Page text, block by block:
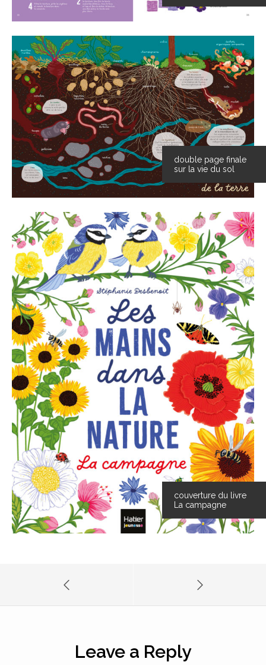
double page finale
sur la vie du sol
couverture du livre
La campagne
Leave a Reply